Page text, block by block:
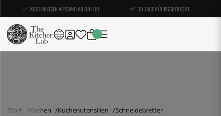
KOSTENLOSER VERSAND AB 69 EUR 30 TAGE RÜCKGABERECHT
Start Kochen Küchenutensilien Schneidebretter